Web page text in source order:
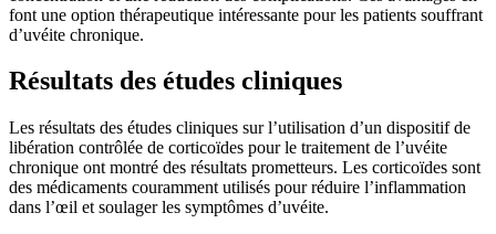
font une option thérapeutique intéressante pour les patients souffrant
d’uvéite chronique.
Résultats des études cliniques
Les résultats des études cliniques sur l’utilisation d’un dispositif de
libération contrôlée de corticoïdes pour le traitement de l’uvéite
chronique ont montré des résultats prometteurs. Les corticoïdes sont
des médicaments couramment utilisés pour réduire l’inflammation
dans l’œil et soulager les symptômes d’uvéite.